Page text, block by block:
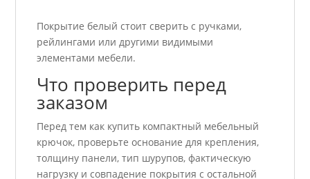
Покрытие белый стоит сверить с ручками,
рейлингами или другими видимыми
элементами мебели.
Что проверить перед
заказом
Перед тем как купить компактный мебельный
крючок, проверьте основание для крепления,
толщину панели, тип шурупов, фактическую
нагрузку и совпадение покрытия с остальной